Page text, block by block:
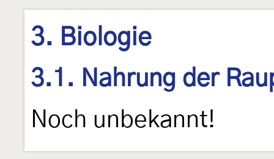
3. Biologie
3.1. Nahrung der
Noch unbekannt!